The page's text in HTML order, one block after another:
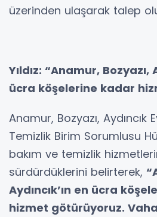
üzerinden ulaşarak talep
Yıldız: “Anamur, Bozyazı,
ücra köşelerine kadar
Anamur, Bozyazı, Aydıncık
Temizlik Birim Sorumlusu
bakım ve temizlik
sürdürdüklerini belirterek,
Aydıncık’ın en ücra
hizmet götürüyoruz.